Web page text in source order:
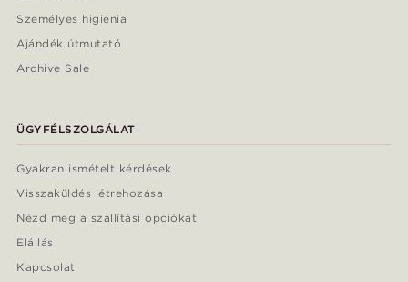
Személyes higiénia
Ajándék útmutató
Archive Sale
ÜGYFÉLSZOLGÁLAT
Gyakran ismételt kérdések
Visszaküldés létrehozása
Nézd meg a szállítási opciókat
Elállás
Kapcsolat